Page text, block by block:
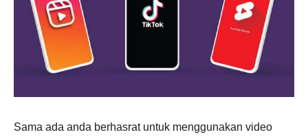
Sama ada anda berhasrat untuk menggunakan video